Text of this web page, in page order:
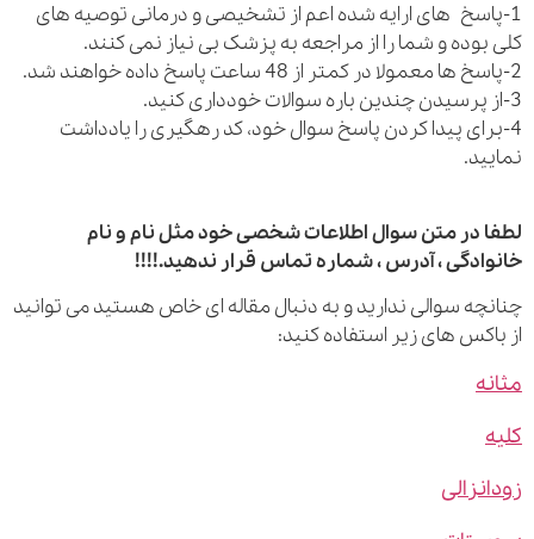
های ارایه شده اعم از تشخیصی و درمانی توصیه های
و شما را از مراجعه به پزشک بی نیاز نمی کنند.
پیدا کردن پاسخ سوال خود، کد رهگیری را یادداشت
در متن سوال اطلاعات شخصی خود مثل نام و نام
، آدرس ، شماره تماس قرار ندهید.!!!!
سوالی ندارید و به دنبال مقاله ای خاص هستید می توانید
های زیر استفاده کنید: